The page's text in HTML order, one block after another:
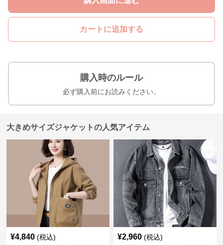
カートに追加する
購入時のルール
必ず購入前にお読みください。
大きめサイズジャケットの人気アイテム
¥4,840 (税込) ¥2,960 (税込)